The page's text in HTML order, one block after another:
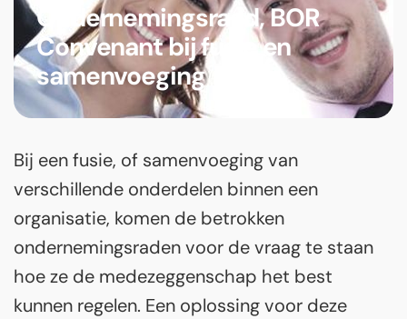
Ondernemingsraad, BOR
Convenant bij fusie en
samenvoeging
Bij een fusie, of samenvoeging van
verschillende onderdelen binnen een
organisatie, komen de betrokken
ondernemingsraden voor de vraag te staan
hoe ze de medezeggenschap het best
kunnen regelen. Een oplossing voor deze